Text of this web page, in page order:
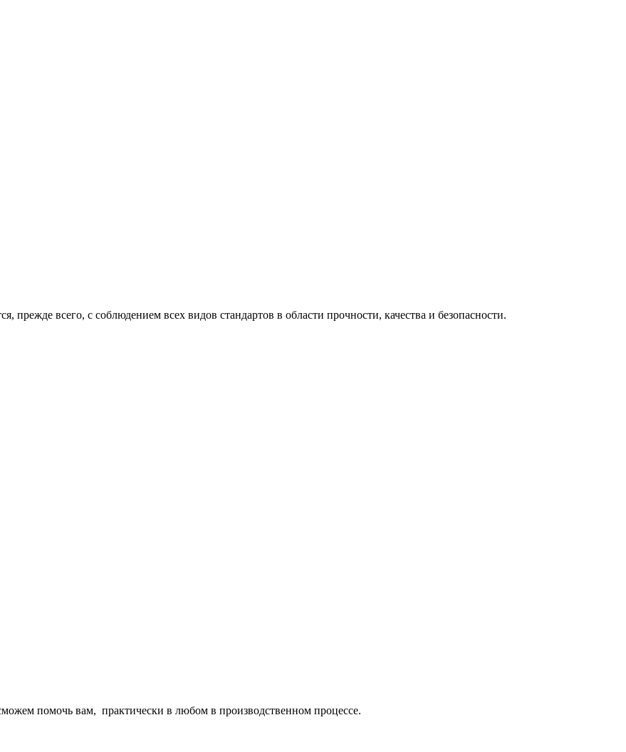
прежде всего, с соблюдением всех видов стандартов в области прочности, качества и безопасности.
помочь вам, практически в любом в производственном процессе.